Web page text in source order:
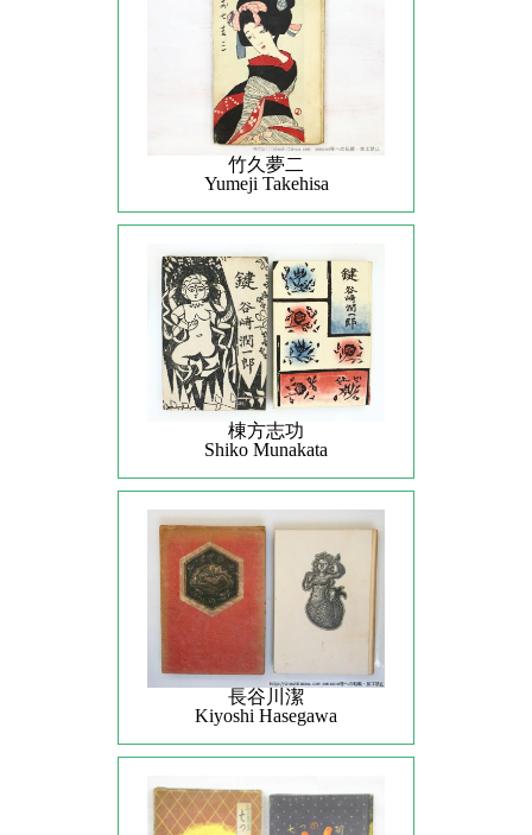
竹久夢二
Yumeji Takehisa
棟方志功
Shiko Munakata
長谷川潔
Kiyoshi Hasegawa